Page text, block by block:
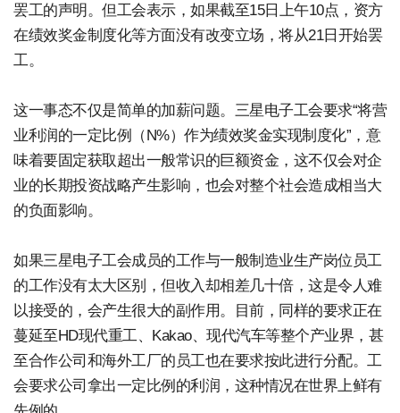
罢工的声明。但工会表示，如果截至15日上午10点，资方
在绩效奖金制度化等方面没有改变立场，将从21日开始罢
工。
这一事态不仅是简单的加薪问题。三星电子工会要求“将营
业利润的一定比例（N%）作为绩效奖金实现制度化”，意
味着要固定获取超出一般常识的巨额资金，这不仅会对企
业的长期投资战略产生影响，也会对整个社会造成相当大
的负面影响。
如果三星电子工会成员的工作与一般制造业生产岗位员工
的工作没有太大区别，但收入却相差几十倍，这是令人难
以接受的，会产生很大的副作用。目前，同样的要求正在
蔓延至HD现代重工、Kakao、现代汽车等整个产业界，甚
至合作公司和海外工厂的员工也在要求按此进行分配。工
会要求公司拿出一定比例的利润，这种情况在世界上鲜有